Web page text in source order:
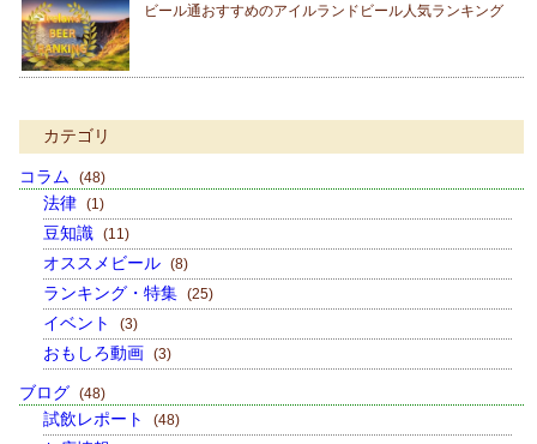
ビール通おすすめのアイルランドビール人気ランキング
カテゴリ
コラム (48)
法律 (1)
豆知識 (11)
オススメビール (8)
ランキング・特集 (25)
イベント (3)
おもしろ動画 (3)
ブログ (48)
試飲レポート (48)